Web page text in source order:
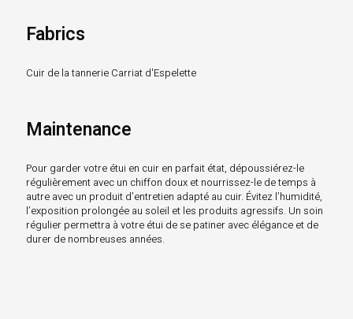
Fabrics
Cuir de la tannerie Carriat d'Espelette
Maintenance
Pour garder votre étui en cuir en parfait état, dépoussiérez-le
régulièrement avec un chiffon doux et nourrissez-le de temps à
autre avec un produit d’entretien adapté au cuir. Évitez l’humidité,
l’exposition prolongée au soleil et les produits agressifs. Un soin
régulier permettra à votre étui de se patiner avec élégance et de
durer de nombreuses années.